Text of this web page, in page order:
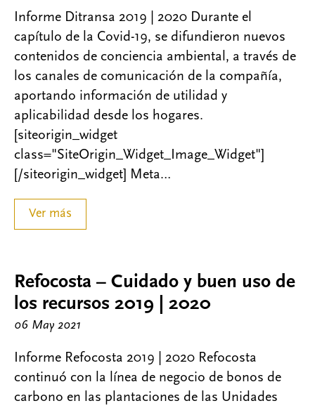
Informe Ditransa 2019 | 2020 Durante el
capítulo de la Covid-19, se difundieron nuevos
contenidos de conciencia ambiental, a través de
los canales de comunicación de la compañía,
aportando información de utilidad y
aplicabilidad desde los hogares.
[siteorigin_widget
class="SiteOrigin_Widget_Image_Widget"]
[/siteorigin_widget] Meta…
Ver más
Refocosta – Cuidado y buen uso de
los recursos 2019 | 2020
06 May 2021
Informe Refocosta 2019 | 2020 Refocosta
continuó con la línea de negocio de bonos de
carbono en las plantaciones de las Unidades